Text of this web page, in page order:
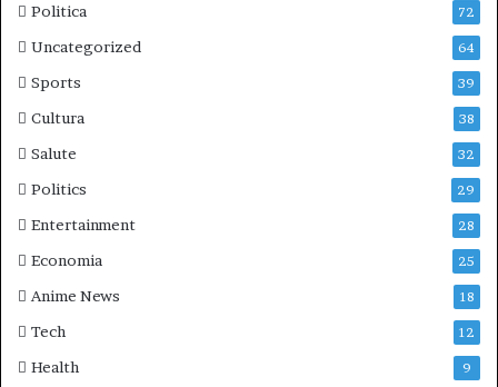
Politica 72
Uncategorized 64
Sports 39
Cultura 38
Salute 32
Politics 29
Entertainment 28
Economia 25
Anime News 18
Tech 12
Health 9